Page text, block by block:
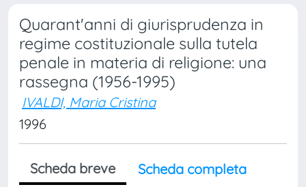
Quarant'anni di giurisprudenza in
regime costituzionale sulla tutela
penale in materia di religione: una
rassegna (1956-1995)
IVALDI, Maria Cristina
1996
Scheda breve
Scheda completa